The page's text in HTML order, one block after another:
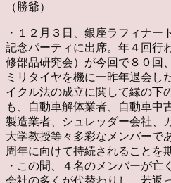
（勝爺）
・１２月３日、銀座ラフィナー
記念パーティに出席。年４回行
修部品研究会）が今回で８０回
ミリタイヤを機に一昨年退会し
イクル法の成立に関して縁の下
も、自動車解体業者、自動車中
製造業者、シュレッダー会社、
大学教授等々多彩なメンバーで
周年に向けて持続されることを
・この間、４名のメンバーが亡